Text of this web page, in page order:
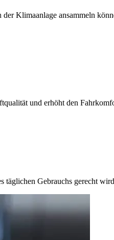
Klimaanlage ansammeln
und erhöht den
täglichen Gebrauchs gerecht